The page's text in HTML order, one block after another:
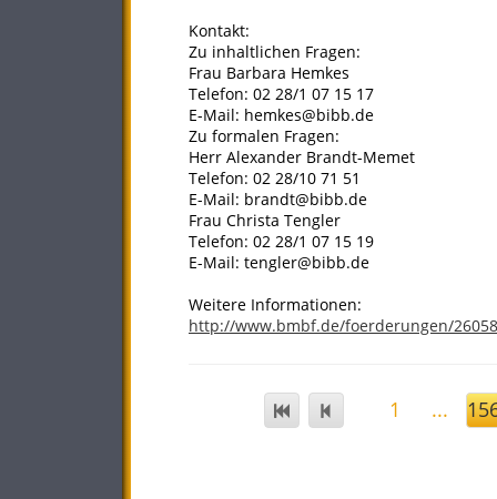
Kontakt:
Zu inhaltlichen Fragen:
Frau Barbara Hemkes
Telefon: 02 28/1 07 15 17
E-Mail: hemkes@bibb.de
Zu formalen Fragen:
Herr Alexander Brandt-Memet
Telefon: 02 28/10 71 51
E-Mail: brandt@bibb.de
Frau Christa Tengler
Telefon: 02 28/1 07 15 19
E-Mail: tengler@bibb.de
Weitere Informationen:
http://www.bmbf.de/foerderungen/
1 ...